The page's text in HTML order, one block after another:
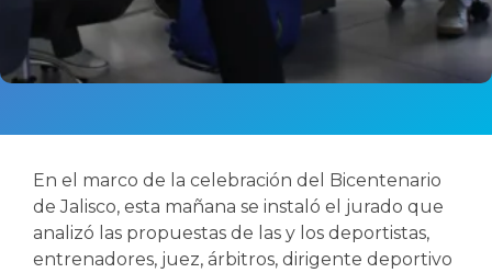
En el marco de la celebración del Bicentenario
de Jalisco, esta mañana se instaló el jurado que
analizó las propuestas de las y los deportistas,
entrenadores, juez, árbitros, dirigente deportivo